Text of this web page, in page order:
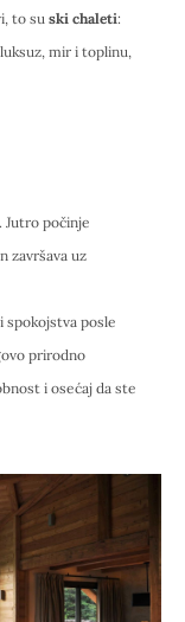
to su ski chaleti:
mir i toplinu,
Jutro počinje
završava uz
spokojstva posle
prirodno
i osećaj da ste